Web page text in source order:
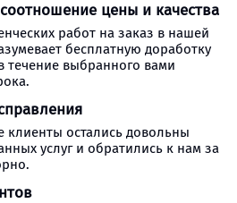
цены и качества
работ на заказ в нашей
бесплатную доработку
течение выбранного вами
клиенты остались довольны
услуг и обратились к нам за